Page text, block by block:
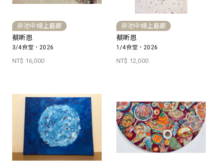
非池中線上藝廊
蔡昕恩
3/4食堂，2026
NT$ 16,000
非池中線上藝廊
蔡昕恩
1/4食堂，2026
NT$ 12,000